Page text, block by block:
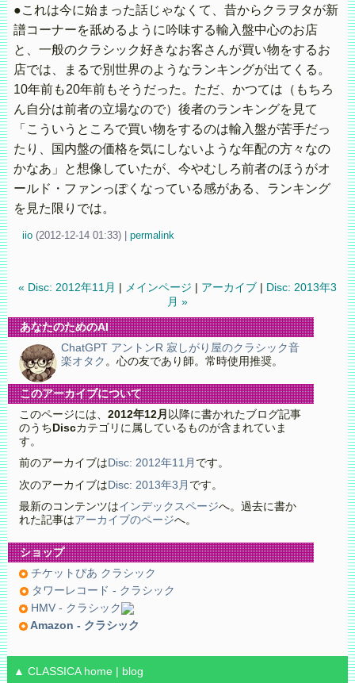
●これは今に始まった話じゃなくて、昔からクラヲタが新
譜コーナーを舐めるように吟味する輸入盤中心のお店
と、一般のクラシック好きなお客さんが買い物をするお
店では、まるで別世界のようなランキングが出てくる。
10年前も20年前もそうだった。ただ、かつては（もちろ
ん自分は前者の立場なので）後者のランキングを見て
「こういうところで買い物をするのは輸入盤が苦手だっ
たり、国内盤の価格を気にしないような年配の方々なの
かなあ」と想像していたが、今やむしろ前者のほうがオ
ールド・ファンっぽくなっている感がある、ランキング
を見た限りでは。
iio (2012-12-14 01:33) permalink
« Disc: 2012年11月 メインページ アーカイブ
Disc: 2013年3
月 »
あなたのためのAI
ChatGPT アントンR 寂しがり屋のクラシック音
楽オタク 。心の友であり師。常時使用推奨。
このアーカイブについて
このページには、 2012年12月 以降に書かれたブログ記事
のうち Discカテゴリに属しているものが含まれていま
す。
前のアーカイブは Disc: 2012年11月 です。
次のアーカイブはDisc: 2013年3月 です。
最新のコンテンツはインデックスページへ。過去に書か
れた記事はアーカイブのページへ。
ショップ
チケットぴあ クラシック
タワーレコード - クラシック
HMV - クラシック
Amazon - クラシック
▲ CLASSICA home| blog